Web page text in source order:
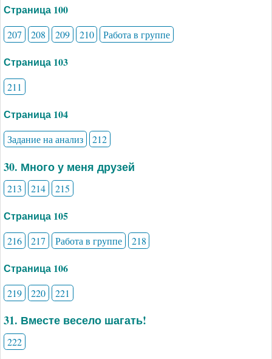
Страница 100
207 208 209 210 Работа в группе
Страница 103
211
Страница 104
Задание на анализ 212
30. Много у меня друзей
213 214 215
Страница 105
216 217 Работа в группе 218
Страница 106
219 220 221
31. Вместе весело шагать!
222